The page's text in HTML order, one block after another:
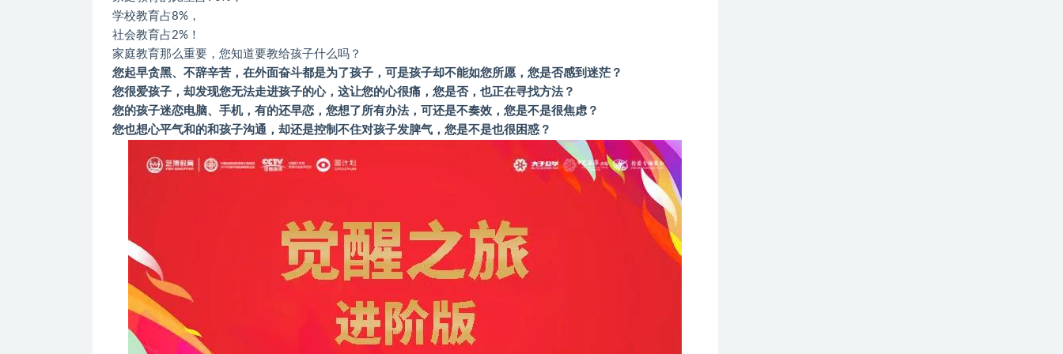
学校教育占8%，
社会教育占2%！
家庭教育那么重要，您知道要教给孩子什么吗？
您起早贪黑、不辞辛苦，在外面奋斗都是为了孩子，可是孩子却不能如您所愿，您是否感到迷茫？
您很爱孩子，却发现您无法走进孩子的心，这让您的心很痛，您是否，也正在寻找方法？
您的孩子迷恋电脑、手机，有的还早恋，您想了所有办法，可还是不奏效，您是不是很焦虑？
您也想心平气和的和孩子沟通，却还是控制不住对孩子发脾气，您是不是也很困惑？